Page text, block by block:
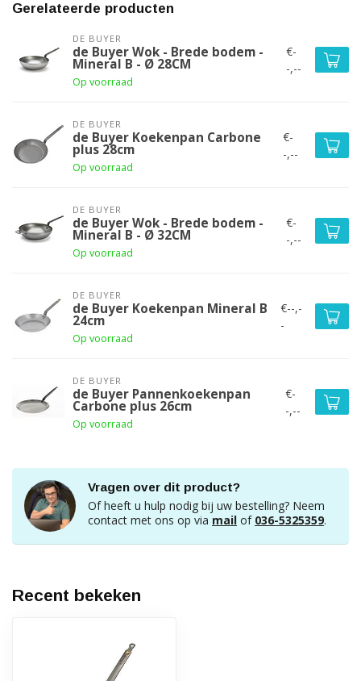
Gerelateerde producten
DE BUYER
de Buyer Wok - Brede bodem -
Mineral B - Ø 28CM
Op voorraad
€-
-,--
DE BUYER
de Buyer Koekenpan Carbone
plus 28cm
Op voorraad
€-
-,--
DE BUYER
de Buyer Wok - Brede bodem -
Mineral B - Ø 32CM
Op voorraad
€-
-,--
DE BUYER
de Buyer Koekenpan Mineral B
24cm
Op voorraad
€--,-
-
DE BUYER
de Buyer Pannenkoekenpan
Carbone plus 26cm
Op voorraad
€-
-,--
Vragen over dit product?
Of heeft u hulp nodig bij uw bestelling? Neem
contact met ons op via mail of 036-5325359.
Recent bekeken